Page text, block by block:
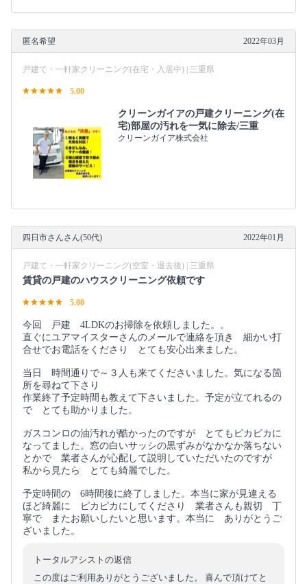
匿名希望 2022年03月
戸建て・一軒家クリーニング(在宅・入居中) | 三重県
5.00
クリーンガイアの戸建クリーニング(在
宅)部屋の汚れを一気に除去/三重
クリーンガイア株式会社
四日市さんさん(50代) 2022年01月
戸建て・一軒家クリーニング(空室・退去後) | 三重県
賃貸の戸建のハウスクリーニング依頼です
5.00
今回 戸建 4LDKのお掃除を依頼しました。。
直ぐにユアマイスターさんのメールで連絡を頂き 細かい打
合せでお電話をくださり とても安心出来ました。
当日 時間通りで～３人も来てくださいました。気になる箇
所を尋ねて下さり
作業終了予定時間も教えて下さいました。予定が立てれるの
で とても助かりました。
ガスコンロの油汚れが酷かったのですが とてもピカピカに
なってました。窓の白いサッシの黒ずみがなかなか落ちない
とかで 業者さんが心配して説明していただいたのですが
私から見たら とても綺麗でした。
予定時間の 6時間後に終了しました。本当に家が見違える
ほど綺麗に ピカピカにしてくださり 業者さんも親切 丁
寧で またお願いしたいと思います。本当に ありがとうご
ざいました。
トータルアシストの返信
この度はご利用ありがとうございました。 喜んで頂けてと